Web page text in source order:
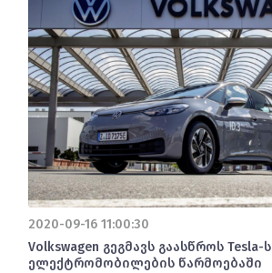
2020-09-16 11:00:30
Volkswagen გეგმავს გაასწროს Tesla-ს
ელექტრომობილების წარმოებაში